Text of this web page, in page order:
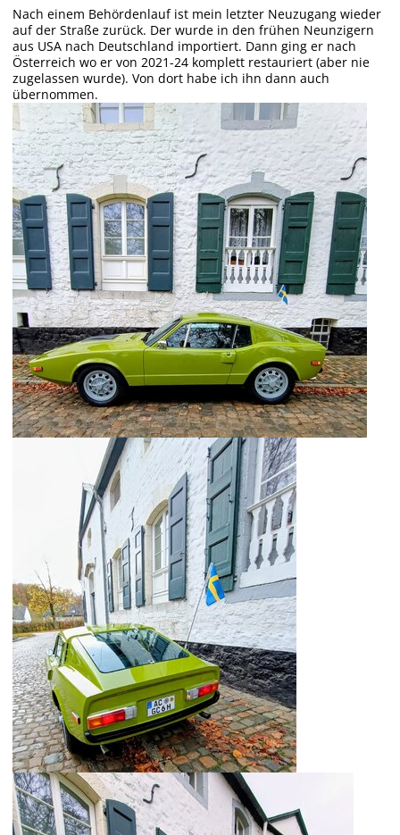
Nach einem Behördenlauf ist mein letzter Neuzugang wieder
auf der Straße zurück. Der wurde in den frühen Neunzigern
aus USA nach Deutschland importiert. Dann ging er nach
Österreich wo er von 2021-24 komplett restauriert (aber nie
zugelassen wurde). Von dort habe ich ihn dann auch
übernommen.